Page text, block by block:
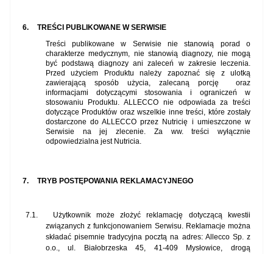
6.
TREŚCI PUBLIKOWANE W SERWISIE
Treści publikowane w Serwisie nie stanowią porad o
charakterze medycznym, nie stanowią diagnozy, nie mogą
być podstawą diagnozy ani zaleceń w zakresie leczenia.
Przed użyciem Produktu należy zapoznać się z ulotką
zawierającą sposób użycia, zalecaną porcję
oraz
informacjami dotyczącymi stosowania i ograniczeń w
stosowaniu Produktu. ALLECCO nie odpowiada za treści
dotyczące Produktów oraz wszelkie inne treści, które zostały
dostarczone do ALLECCO przez Nutricię i umieszczone w
Serwisie na jej zlecenie. Za ww. treści wyłącznie
odpowiedzialna jest Nutricia.
7. TRYB POSTĘPOWANIA REKLAMACYJNEGO
7.1.
Użytkownik może złożyć reklamację dotyczącą kwestii
związanych z funkcjonowaniem Serwisu. Reklamacje można
składać pisemnie tradycyjna pocztą na adres: Allecco Sp. z
o.o., ul. Białobrzeska 45, 41-409 Mysłowice, drogą